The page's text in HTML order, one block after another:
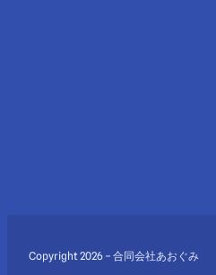
Copyright 2026 – 合同会社あおぐみ